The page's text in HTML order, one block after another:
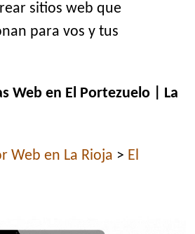
sitios web que
para vos y tus
Web en El Portezuelo | La
Web en La Rioja > El